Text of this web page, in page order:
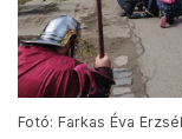
Fotó: Farkas Éva